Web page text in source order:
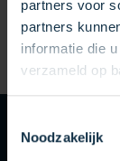
partners voor
partners
informatie die
verzameld op
Noodzakelijk
KLANTSPECIFIEKE